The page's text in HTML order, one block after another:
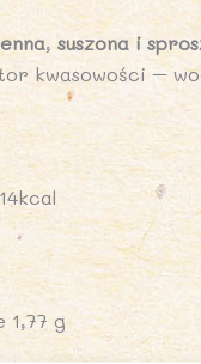
,suszona i
kwasowości –
1,77 g